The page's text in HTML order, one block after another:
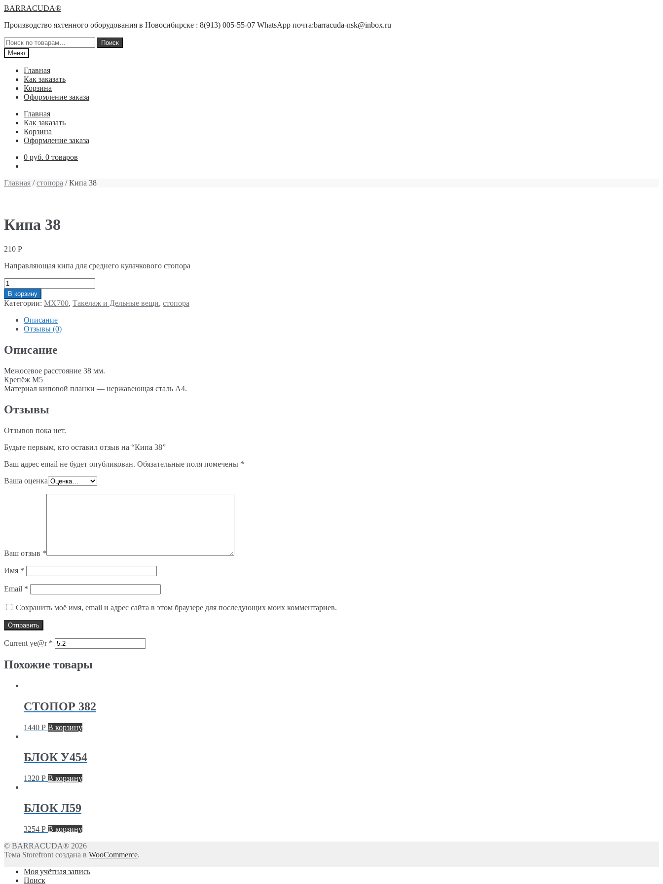
Перейти
навигации
Перейти
содержимому
BARRACUDA®
Производство яхтенного оборудования в Новосибирске : 8(913) 005-55-07 WhatsApp почта:barracuda-nsk@inbox.ru
Искать:
Поиск
Меню
Главная
Как заказать
Корзина
Оформление заказа
Главная
Как заказать
Корзина
Оформление заказа
0 руб. 0 товаров
Главная /стопора / Кипа 38
Кипа 38
210 Р
Направляющая кипа для среднего кулачкового стопора
Количество
В корзину
Категории: MX700, Такелаж и Дельные вещи, стопора
Описание
Отзывы (0)
Описание
Межосевое расстояние 38 мм.
Крепёж М5
Материал киповой планки — нержавеющая сталь А4.
Отзывы
Отзывов пока нет.
Будьте первым, кто оставил отзыв на “Кипа 38”
Ваш адрес email не будет опубликован. Обязательные поля помечены *
Ваша оценка
Ваш отзыв *
Имя *
Email *
Сохранить моё имя, email и адрес сайта в этом браузере для последующих моих комментариев.
Current ye@r *
Похожие товары
СТОПОР 382
1440 Р В корзину
БЛОК У454
1320 Р В корзину
БЛОК Л59
3254 Р В корзину
© BARRACUDA® 2026
Тема Storefront создана в WooCommerce.
Моя учётная запись
Поиск